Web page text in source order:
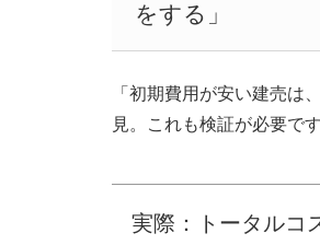
をする」
「初期費用が安い建売は
見。これも検証が必要です
実際：トータルコ